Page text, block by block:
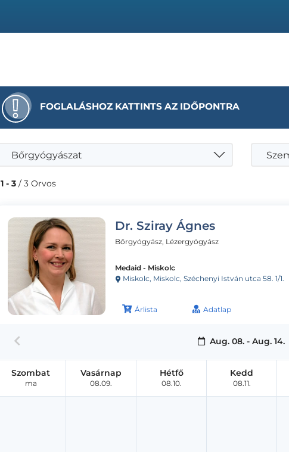
FOGLALÁSHOZ KATTINTS AZ IDŐPONTRA
Bőrgyógyászat
1 - 3 / 3 Orvos
Dr. Sziray Ágnes
Bőrgyógyász, Lézergyógyász
Medaid - Miskolc
Miskolc, Miskolc, Széchenyi István utca 58. 1/1.
Árlista Adatlap
Aug. 08. - Aug. 14.
Szombat
ma
Vasárnap
08.09.
Hétfő
08.10.
Kedd
08.11.